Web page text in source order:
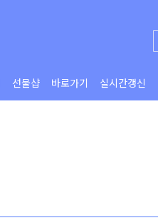
선물샵 바로가기 실시간갱신